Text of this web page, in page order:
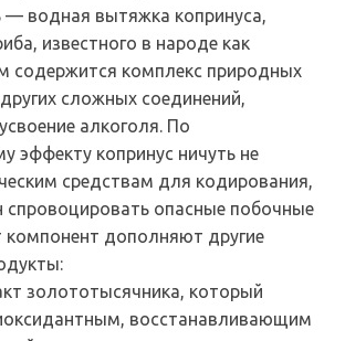
— водная вытяжка копринуса,
известного в народе как
содержится комплекс природных
сложных соединений,
алкоголя. По
эффекту копринус ничуть не
средствам для кодирования,
спровоцировать опасные побочные
дополняют другие
золототысячника, который
восстанавливающим